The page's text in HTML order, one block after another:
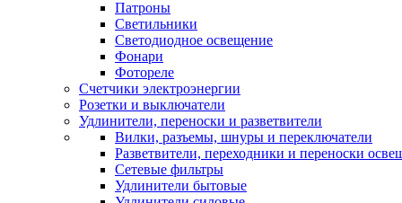
Патроны
Светильники
Светодиодное освещение
Фонари
Фотореле
Счетчики электроэнергии
Розетки и выключатели
Удлинители, переноски и разветвители
Вилки, разъемы, шнуры и переключатели
Разветвители, переходники и переноски
Сетевые фильтры
Удлинители бытовые